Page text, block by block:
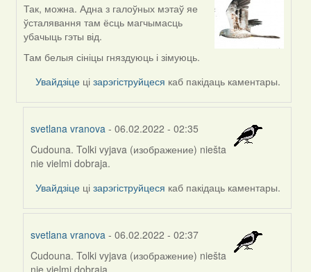
In
reply
to
by
vranova
Так, можна. Адна з галоўных мэтаў яе
ўсталявання там ёсць магчымасць
убачыць гэты від.
Там белыя сініцы гняздуюць і зімуюць.
Увайдзіце цізарэгіструйцеся каб пакідаць каментары.
svetlana vranova - 06.02.2022 - 02:35
In
reply
to
Harrier
Cudouna. Tolki vyjava (изображение) niešta
nie vielmi dobraja.
Увайдзіце цізарэгіструйцеся каб пакідаць каментары.
svetlana vranova - 06.02.2022 - 02:37
In
Cudouna. Tolki vyjava (изображение) niešta
nie vielmi dobraja.